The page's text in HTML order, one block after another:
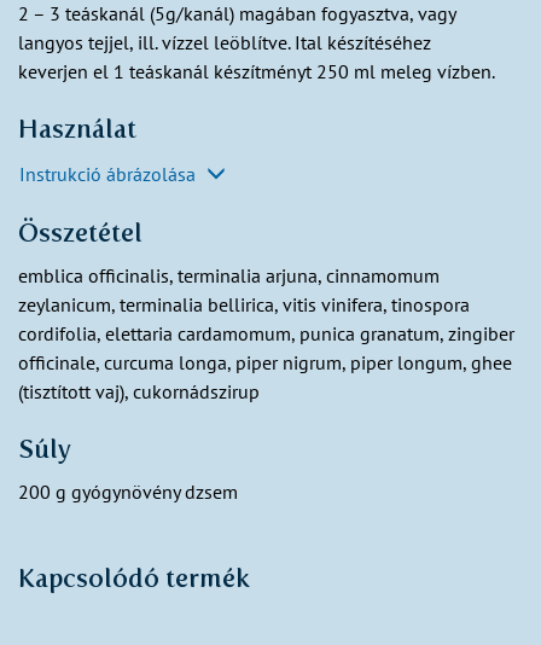
2 – 3 teáskanál (5g/kanál) magában fogyasztva, vagy
langyos tejjel, ill. vízzel leöblítve. Ital készítéséhez
keverjen el 1 teáskanál készítményt 250 ml meleg vízben.
Használat
Instrukció ábrázolása
Összetétel
emblica officinalis, terminalia arjuna, cinnamomum
zeylanicum, terminalia bellirica, vitis vinifera, tinospora
cordifolia, elettaria cardamomum, punica granatum, zingiber
officinale, curcuma longa, piper nigrum, piper longum, ghee
(tisztított vaj), cukornádszirup
Súly
200 g gyógynövény dzsem
Kapcsolódó termék